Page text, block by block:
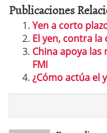
Publicaciones
Yen a corto
El yen, contra
China apoya las
FMI
¿Cómo actúa el